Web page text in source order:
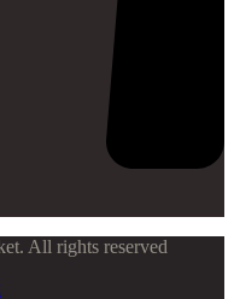
All rights reserved